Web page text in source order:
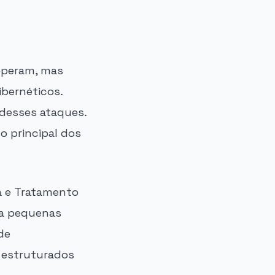
mas
ataques.
principal dos
e Tratamento
pequenas
estruturados